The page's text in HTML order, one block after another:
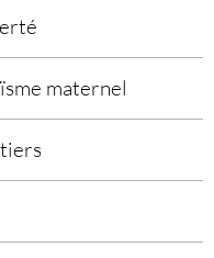
maternel